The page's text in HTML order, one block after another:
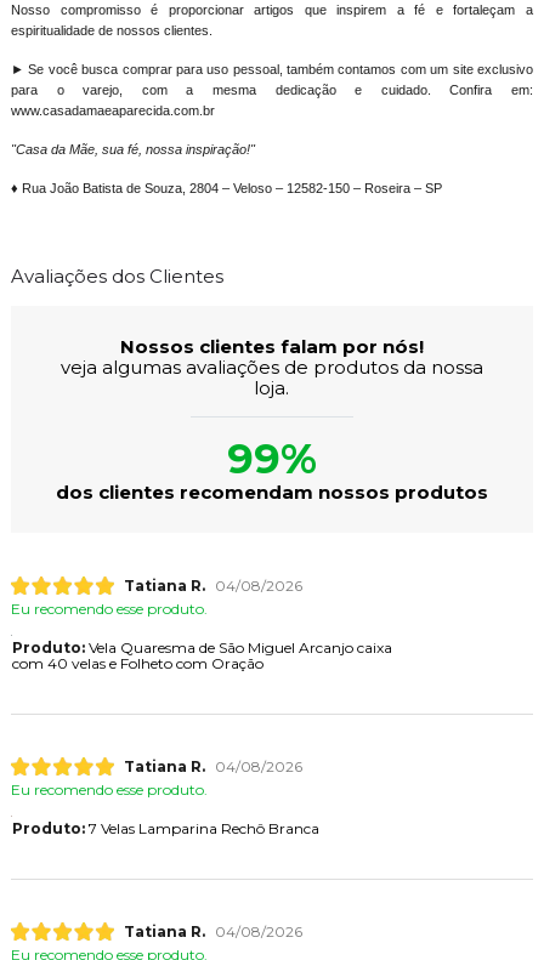
Nosso compromisso é proporcionar artigos que inspirem a fé e fortaleçam a
espiritualidade de nossos clientes.
► Se você busca comprar para uso pessoal, também contamos com um site exclusivo
para o varejo, com a mesma dedicação e cuidado. Confira em:
www.casadamaeaparecida.com.br
"Casa da Mãe, sua fé, nossa inspiração!"
♦ Rua João Batista de Souza, 2804 – Veloso – 12582-150 – Roseira – SP
Avaliações dos Clientes
Nossos clientes falam por nós!
veja algumas avaliações de produtos da nossa
loja.
99%
dos clientes recomendam nossos produtos
Tatiana R.
04/08/2026
Eu recomendo esse produto.
Produto:Vela Quaresma de São Miguel Arcanjo caixa
com 40 velas e Folheto com Oração
Tatiana R.
04/08/2026
Eu recomendo esse produto.
Produto:7 Velas Lamparina Rechô Branca
Tatiana R.
04/08/2026
Eu recomendo esse produto.